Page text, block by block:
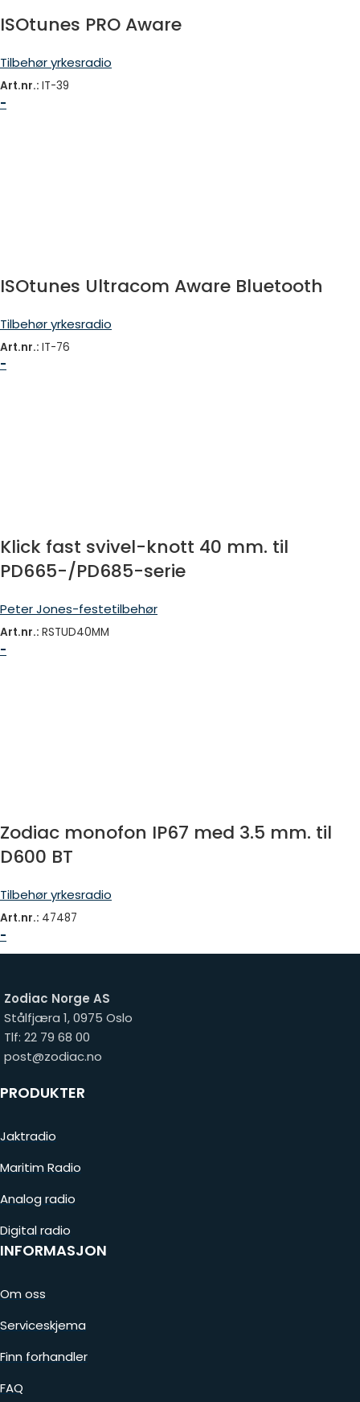
ISOtunes PRO Aware
Tilbehør yrkesradio
Art.nr.: IT-39
-
ISOtunes Ultracom Aware Bluetooth
Tilbehør yrkesradio
Art.nr.: IT-76
-
Klick fast svivel-knott 40 mm. til
PD665-/PD685-serie
Peter Jones-festetilbehør
Art.nr.: RSTUD40MM
-
Zodiac monofon IP67 med 3.5 mm. til
D600 BT
Tilbehør yrkesradio
Art.nr.: 47487
-
Zodiac Norge AS
Stålfjæra 1, 0975 Oslo
Tlf: 22 79 68 00
post@zodiac.no
PRODUKTER
Jaktradio
Maritim Radio
Analog radio
Digital radio
INFORMASJON
Om oss
Serviceskjema
Finn forhandler
FAQ